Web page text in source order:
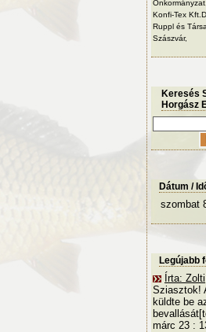
Önkormányzat,
Konfi-Tex
Ruppl és
Szászvár,
Keresés
Horgász
Dátum /
szombat
Legújabb
Írta: Zolti
Sziasztok!
küldte be
márc 23 :